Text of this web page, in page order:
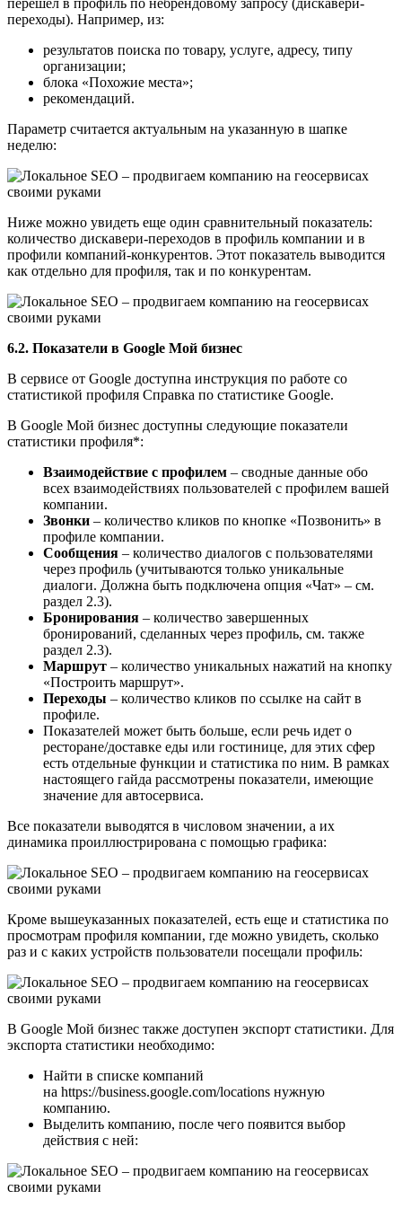
переходы). Например, из:
результатов поиска по товару, услуге, адресу, типу
организации;
блока «Похожие места»;
рекомендаций.
Параметр считается актуальным на указанную в шапке
неделю:
Ниже можно увидеть еще один сравнительный показатель:
количество дискавери-переходов в профиль компании и в
профили компаний-конкурентов. Этот показатель выводится
как отдельно для профиля, так и по конкурентам.
6.2. Показатели в Google Мой бизнес
В сервисе от Google доступна инструкция по работе со
статистикой профиля Справка по статистике Google.
В Google Мой бизнес доступны следующие показатели
статистики профиля*:
Взаимодействие с профилем – сводные данные обо
всех взаимодействиях пользователей с профилем вашей
компании.
Звонки – количество кликов по кнопке «Позвонить» в
профиле компании.
Сообщения – количество диалогов с пользователями
через профиль (учитываются только уникальные
диалоги. Должна быть подключена опция «Чат» – см.
раздел 2.3).
Бронирования – количество завершенных
бронирований, сделанных через профиль, см. также
раздел 2.3).
Маршрут – количество уникальных нажатий на кнопку
«Построить маршрут».
Переходы – количество кликов по ссылке на сайт в
профиле.
Показателей может быть больше, если речь идет о
ресторане/доставке еды или гостинице, для этих сфер
есть отдельные функции и статистика по ним. В рамках
настоящего гайда рассмотрены показатели, имеющие
значение для автосервиса.
Все показатели выводятся в числовом значении, а их
динамика проиллюстрирована с помощью графика:
Кроме вышеуказанных показателей, есть еще и статистика по
просмотрам профиля компании, где можно увидеть, сколько
раз и с каких устройств пользователи посещали профиль:
В Google Мой бизнес также доступен экспорт статистики. Для
экспорта статистики необходимо:
Найти в списке компаний
на https://business.google.com/locations нужную
компанию.
Выделить компанию, после чего появится выбор
действия с ней: